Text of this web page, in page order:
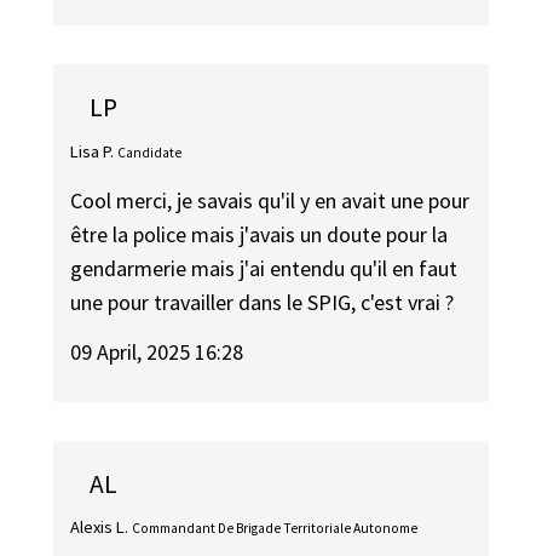
LP
Lisa P. Candidate
Cool merci, je savais qu'il y en avait une pour
être la police mais j'avais un doute pour la
gendarmerie mais j'ai entendu qu'il en faut
une pour travailler dans le SPIG, c'est vrai ?
09 April, 2025 16:28
AL
Alexis L. Commandant De Brigade Territoriale Autonome